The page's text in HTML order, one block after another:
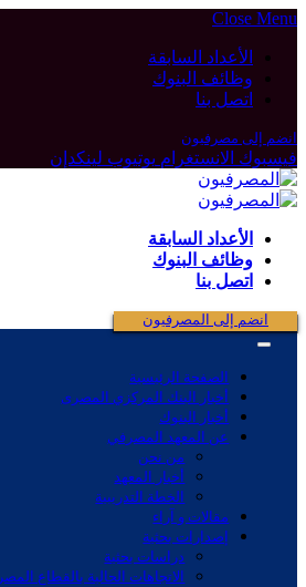
Close Menu
الأعداد السابقة
وظائف البنوك
اتصل بنا
انضم إلى مصرفيون
فيسبوك الانستغرام يوتيوب لينكدإن
الأعداد السابقة
وظائف البنوك
اتصل بنا
انضم إلى المصرفيون
الصفحة الرئيسية
أخبار البنك المركزي المصرى
أخبار البنوك
عن المعهد المصرفي
من نحن
أخبار المعهد
الخطة التدريبية
مقالات و آراء
إصدارات بحثية
دراسات بحثية
الاتجاهات الحالية بالقطاع